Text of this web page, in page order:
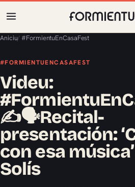
Aniciu/ #FormientuEnCasaFest
#FORMIENTUENCASAFEST
Videu:
✍️🗣Recital-
presentación:
con esa
Solís